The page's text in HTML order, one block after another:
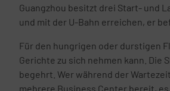
Guangzhou besitzt drei Start- und
und mit der U-Bahn erreichen, er
Für den hungrigen oder durstigen
Gerichte zu sich nehmen kann. Die
begehrt. Wer während der
mehrere Business Center bereit,